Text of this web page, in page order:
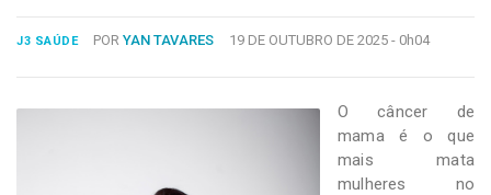
FALE
CONOSCO
Copyright
J3 SAÚDE POR YAN TAVARES 19 DE OUTUBRO DE 2025 - 0h04
O câncer de
mama é o que
mais mata
mulheres no